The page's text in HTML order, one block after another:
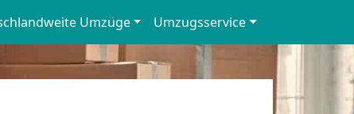
Umzüge Umzugsservice